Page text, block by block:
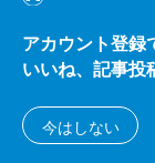
アカウント登録
いいね、記事投
今はしない